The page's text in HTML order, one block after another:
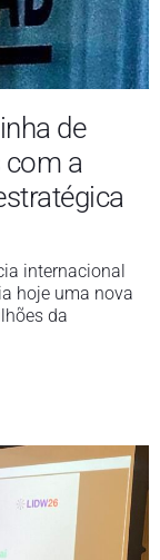
de
com a
internacional
hoje uma nova
da